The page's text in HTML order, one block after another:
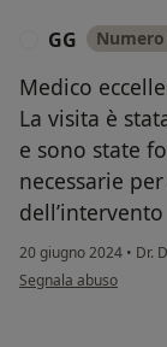
GG
Medico
La visita è
e sono state
necessarie
dell’intervento
20 giugno 2024 • Dr.
secondo l'opinione
Segnala abuso